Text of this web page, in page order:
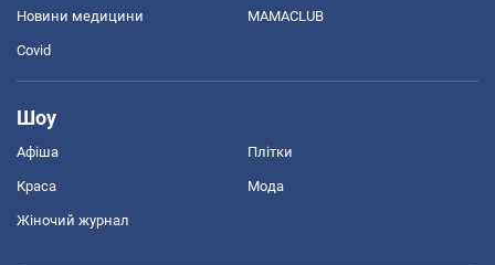
Новини медицини MAMACLUB
Covid
Шоу
Афіша Плітки
Краса Мода
Жіночий журнал